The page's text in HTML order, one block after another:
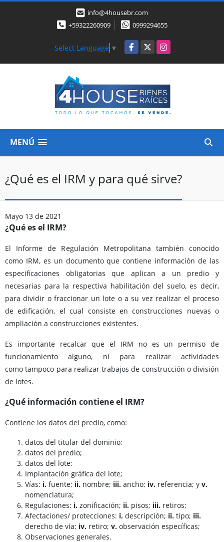
info@4housebr.com
+59322260909
0999294655
Select Language ▼ Facebook
X Instagram
MENÚ
¿Qué es el IRM y para qué sirve?
Mayo 13 de 2021
¿Qué es el IRM?
El Informe de Regulación Metropolitana también conocido
como IRM, es un documento que contiene información de las
especificaciones obligatorias que aplican a un predio y
necesarias para la respectiva habilitación del suelo, es decir,
para dividir o fraccionar un lote o a su vez realizar el proceso
de edificación, el cual consiste en construcciones nuevas o
ampliación a construcciones existentes.
Es importante recalcar que el IRM no es un permiso de
funcionamiento alguno, ni para realizar actividades
como tampoco para realizar trabajos de construcción o división
de lotes.
¿Qué información contiene el IRM?
Contiene los datos del predio, como:
datos del titular del dominio;
datos del predio;
datos del lote;
Implantación gráfica del lote;
Vías: i. fuente; ii. nombre; iii. ancho; iv. referencia; y v.
nomenclatura;
Regulaciones: i. zonificación; ii. pisos; iii. retiros;
Afectaciones/ protecciones: i. descripción; ii. tipo; iii.
derecho de vía; iv. retiro; v. observación específicas;
Observaciones generales.